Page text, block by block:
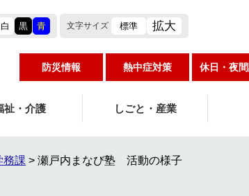
白 黒 青 文字サイズ 標準 拡大
防災情報 熱中症対策 休日・夜
祉・介護 しごと・産業
務課 > 瀬戸内まなび塾 活動の様子